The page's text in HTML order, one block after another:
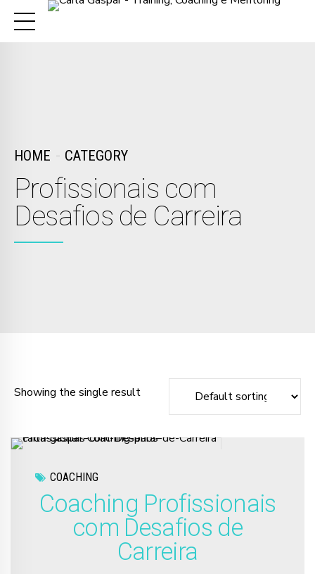
HOME CATEGORY
Profissionais com
Desafios de Carreira
Showing the single result
COACHING
Coaching Profissionais
com Desafios de
Carreira